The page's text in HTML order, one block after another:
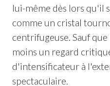
lui-même dès lors qu'il
comme un cristal
centrifugeuse. Sauf
moins un regard
d'intensificateur à
spectaculaire.